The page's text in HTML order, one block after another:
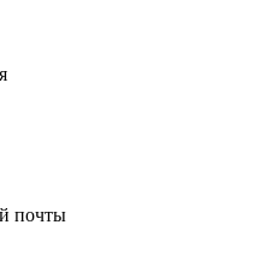
почты